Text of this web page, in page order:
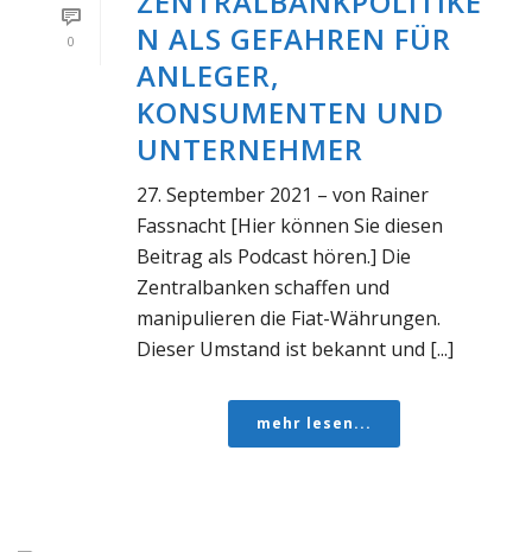
0
N ALS GEFAHREN FÜR
ANLEGER,
KONSUMENTEN UND
UNTERNEHMER
27. September 2021 – von Rainer
Fassnacht [Hier können Sie diesen
Beitrag als Podcast hören.] Die
Zentralbanken schaffen und
manipulieren die Fiat-Währungen.
Dieser Umstand ist bekannt und [...]
mehr lesen...